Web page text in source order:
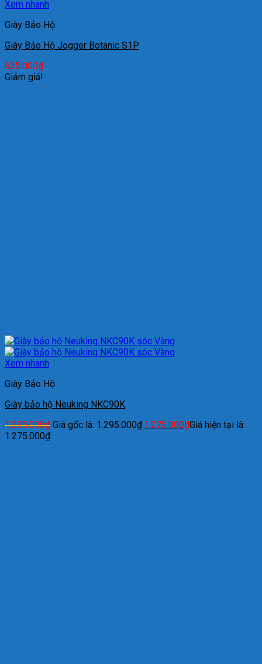
Xem nhanh
Giày Bảo Hộ
Giày Bảo Hộ Jogger Botanic S1P
625.000₫
Giảm giá!
Xem nhanh
Giày Bảo Hộ
Giày bảo hộ Neuking NKC90K
1.295.000₫ Giá gốc là: 1.295.000₫.1.275.000₫Giá hiện tại là:
1.275.000₫.